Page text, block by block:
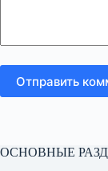
Отправить
ОСНОВНЫЕ